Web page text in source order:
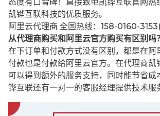
态度有口皆碑！直接致电凯铧互联官网热
凯铧互联科技的优质服务。
阿里云代理商 全国热线：158-0160-
从代理商购买和阿里云官方购买有区别吗？
在下订单和付款方式没有区别，都是在阿
付款也是付款给阿里云官方。在代理商凯
可以得到额外的服务支持，同时能节省成
铧互联还有一对一的客服经理提供技术服